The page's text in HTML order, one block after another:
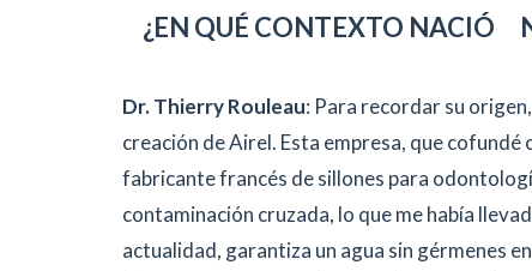
¿EN QUÉ CONTEXTO NACIÓ
Dr. Thierry Rouleau: Para recordar su
creación de Airel. Esta empresa, que
fabricante francés de sillones para
contaminación cruzada, lo que me había
actualidad, garantiza un agua sin gérmenes